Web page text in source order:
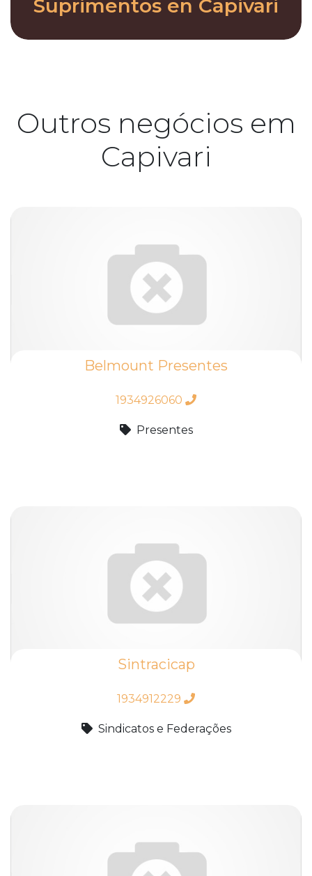
Suprimentos en Capivari
Outros negócios em
Capivari
Belmount Presentes
1934926060
Presentes
Sintracicap
1934912229
Sindicatos e Federações